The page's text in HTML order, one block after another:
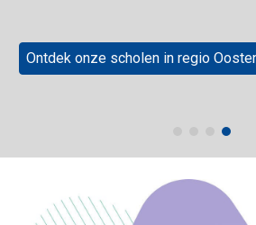
Ontdek onze scholen in regio